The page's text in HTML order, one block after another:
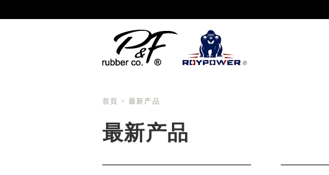
首頁 > 最新产品
最新产品